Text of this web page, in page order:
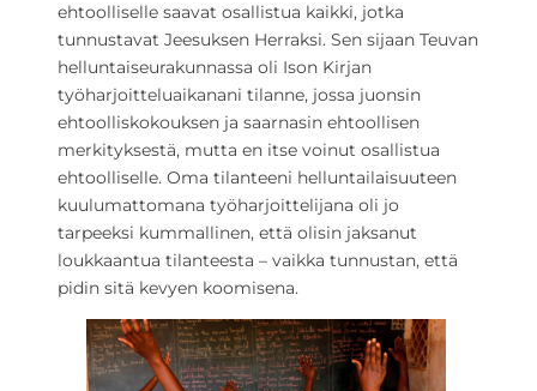
ehtoolliselle saavat osallistua kaikki, jotka
tunnustavat Jeesuksen Herraksi. Sen sijaan Teuvan
helluntaiseurakunnassa oli Ison Kirjan
työharjoitteluaikanani tilanne, jossa juonsin
ehtoolliskokouksen ja saarnasin ehtoollisen
merkityksestä, mutta en itse voinut osallistua
ehtoolliselle. Oma tilanteeni helluntailaisuuteen
kuulumattomana työharjoittelijana oli jo
tarpeeksi kummallinen, että olisin jaksanut
loukkaantua tilanteesta – vaikka tunnustan, että
pidin sitä kevyen koomisena.